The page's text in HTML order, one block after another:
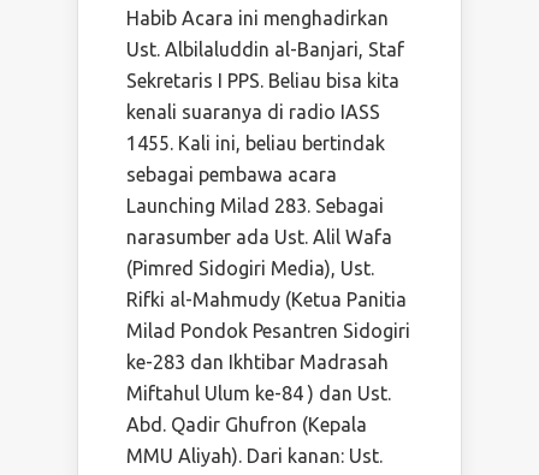
Habib Acara ini menghadirkan
Ust. Albilaluddin al-Banjari, Staf
Sekretaris I PPS. Beliau bisa kita
kenali suaranya di radio IASS
1455. Kali ini, beliau bertindak
sebagai pembawa acara
Launching Milad 283. Sebagai
narasumber ada Ust. Alil Wafa
(Pimred Sidogiri Media), Ust.
Rifki al-Mahmudy (Ketua Panitia
Milad Pondok Pesantren Sidogiri
ke-283 dan Ikhtibar Madrasah
Miftahul Ulum ke-84 ) dan Ust.
Abd. Qadir Ghufron (Kepala
MMU Aliyah). Dari kanan: Ust.